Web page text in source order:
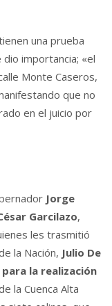
una prueba
dio importancia; «el
Monte Caseros,
que no
en el juicio por
Jorge
Garcilazo,
les trasmitió
la Nación, Julio De
la realización
la Cuenca Alta